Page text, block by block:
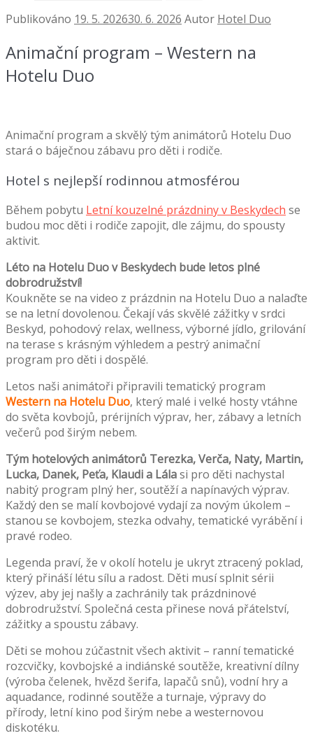
Publikováno 19. 5. 202630. 6. 2026 Autor Hotel Duo
Animační program – Western na
Hotelu Duo
Animační program a skvělý tým animátorů Hotelu Duo
stará o báječnou zábavu pro děti i rodiče.
Hotel s nejlepší rodinnou atmosférou
Během pobytu Letní kouzelné prázdniny v Beskydech se
budou moc děti i rodiče zapojit, dle zájmu, do spousty
aktivit.
Léto na Hotelu Duo v Beskydech bude letos plné
dobrodružství!
Koukněte se na video z prázdnin na Hotelu Duo a nalaďte
se na letní dovolenou. Čekají vás skvělé zážitky v srdci
Beskyd, pohodový relax, wellness, výborné jídlo, grilování
na terase s krásným výhledem a pestrý animační
program pro děti i dospělé.
Letos naši animátoři připravili tematický program
Western na Hotelu Duo, který malé i velké hosty vtáhne
do světa kovbojů, prérijních výprav, her, zábavy a letních
večerů pod širým nebem.
Tým hotelových animátorů Terezka, Verča, Naty, Martin,
Lucka, Danek, Peťa, Klaudi a Lálasi pro děti nachystal
nabitý program plný her, soutěží a napínavých výprav.
Každý den se malí kovbojové vydají za novým úkolem –
stanou se kovbojem, stezka odvahy, tematické vyrábění i
pravé rodeo.
Legenda praví, že v okolí hotelu je ukryt ztracený poklad,
který přináší létu sílu a radost. Děti musí splnit sérii
výzev, aby jej našly a zachránily tak prázdninové
dobrodružství. Společná cesta přinese nová přátelství,
zážitky a spoustu zábavy.
Děti se mohou zúčastnit všech aktivit – ranní tematické
rozcvičky, kovbojské a indiánské soutěže, kreativní dílny
(výroba čelenek, hvězd šerifa, lapačů snů), vodní hry a
aquadance, rodinné soutěže a turnaje, výpravy do
přírody, letní kino pod širým nebe a westernovou
diskotéku.